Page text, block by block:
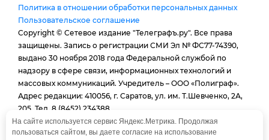
Политика в отношении обработки персональных данных
Пользовательское соглашение
Copyright © Сетевое издание "Телеграфъ.ру". Все права
защищены. Запись о регистрации СМИ Эл № ФС77-74390,
выдано 30 ноября 2018 года Федеральной службой по
надзору в сфере связи, информационных технологий и
массовых коммуникаций. Учредитель – ООО «Полиграф».
Адрес редакции: 410056, г. Саратов, ул. им. Т.Шевченко, 2А,
205. Тел. 8 (8452) 234388.
E-mail: provtelegraf@gmail.com
И.о. главного редактора: Голубева Е. В.
На сайте используется сервис Яндекс.Метрика. Продолжая
пользоваться сайтом, вы даете согласие на использование